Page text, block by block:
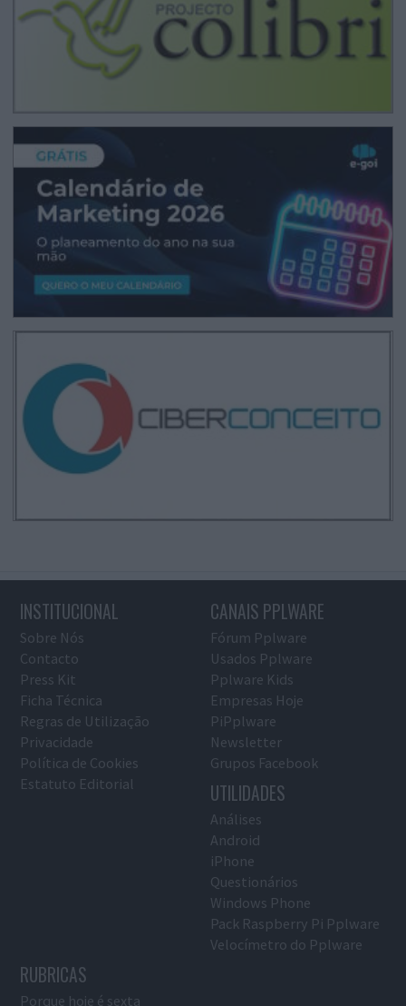
INSTITUCIONAL
Sobre Nós
Contacto
Press Kit
Ficha Técnica
Regras de Utilização
Privacidade
Política de Cookies
Estatuto Editorial
CANAIS PPLWARE
Fórum Pplware
Usados Pplware
Pplware Kids
Empresas Hoje
PiPplware
Newsletter
Grupos Facebook
UTILIDADES
Análises
Android
iPhone
Questionários
Windows Phone
Pack Raspberry Pi Pplware
Velocímetro do Pplware
RUBRICAS
Porque hoje é sexta